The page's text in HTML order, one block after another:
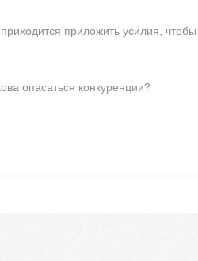
приложить усилия,
опасаться конкуренции?